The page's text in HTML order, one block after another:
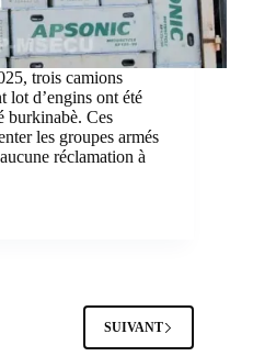
trois camions
lot d’engins ont été
burkinabè. Ces
les groupes armés
réclamation à
SUIVANT